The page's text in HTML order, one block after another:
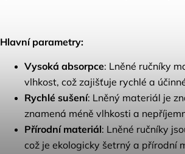
Hlavní parametry:
Vysoká absorpce: Lněné ručníky
vlhkost, což zajišťuje rychlé a
Rychlé sušení: Lněný materiál je
znamená méně vlhkosti a
Přírodní materiál: Lněné ručníky
což je ekologicky šetrný a přírodní